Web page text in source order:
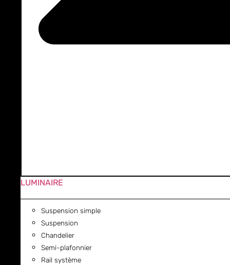
LUMINAIRE
Suspension simple
Suspension
Chandelier
Semi-plafonnier
Rail système